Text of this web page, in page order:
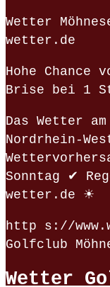
Wetter
wetter.de
Hohe Chance
Brise bei 1
Das Wetter am
Nordrhein-
Sonntag ✔
wetter.de ☀
http s://
Golfclub
Wetter